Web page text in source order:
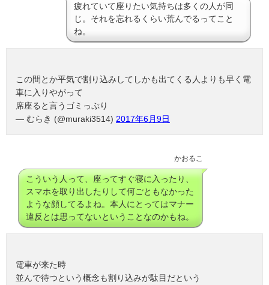
疲れていて座りたい気持ちは多くの人が同
じ。それを忘れるくらい荒んでるってこと
ね。
この間とか平気で割り込みしてしかも出てくる人よりも早く電
車に入りやがって
席座ると言うゴミっぷり
— むらき (@muraki3514) 2017年6月9日
かおるこ
こういう人って、座ってすぐ寝に入ったり、
スマホを取り出したりして何ごともなかった
ような顔してるよね。本人にとってはマナー
違反とは思ってないということなのかもね。
電車が来た時
並んで待つという概念も割り込みが駄目だという